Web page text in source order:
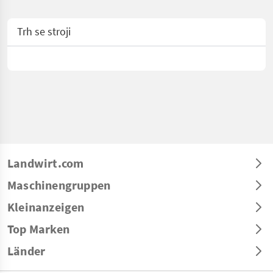
Trh se stroji
Landwirt.com
Maschinengruppen
Kleinanzeigen
Top Marken
Länder